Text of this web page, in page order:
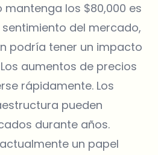
mantenga los $80,000 es
del mercado,
podría tener un impacto
aumentos de precios
rápidamente. Los
pueden
durante años.
un papel